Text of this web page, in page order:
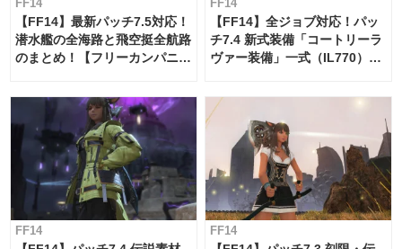
FF14
【FF14】最新パッチ7.5対応！
潜水艦の全海路と飛空挺全航路
のまとめ！【フリーカンパニ
FF14
【FF14】全ジョブ対応！パッ
チ7.4 新式装備「コートリーラ
ヴァー装備」一式（IL770）の
FF14 FF14